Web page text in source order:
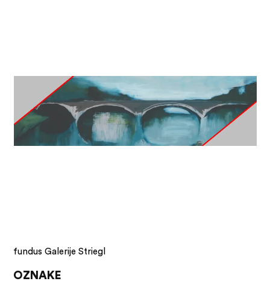
fundus Galerije Striegl
OZNAKE